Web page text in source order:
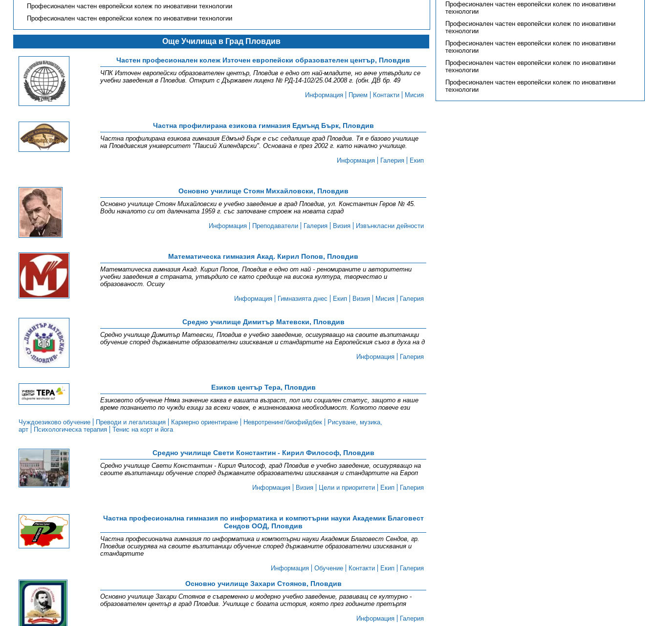
Професионален частен европейски колеж по иновативни технологии
Професионален частен европейски колеж по иновативни технологии
Професионален частен европейски колеж по иновативни
технологии
Професионален частен европейски колеж по иновативни
технологии
Професионален частен европейски колеж по иновативни
технологии
Професионален частен европейски колеж по иновативни
технологии
Професионален частен европейски колеж по иновативни
технологии
Още Училища в Град Пловдив
Частен професионален колеж Източен европейски образователен център, Пловдив
ЧПК Източен европейски образователен център, Пловдив е едно от най-младите, но вече утвърдили се
учебни заведения в Пловдив. Открит с Държавен лиценз № РД-14-102/25.04.2008 г. (обн. ДВ бр. 49
Информация
Прием Контакти Мисия
Частна профилирана езикова гимназия Едмънд Бърк, Пловдив
Частна профилирана езикова гимназия Едмънд Бърк е със седалище град Пловдив. Тя е базово училище
на Пловдивския университет "Паисий Хилендарски". Основана е през 2002 г. като начално училище.
Информация
Галерия Екип
Основно училище Стоян Михайловски, Пловдив
Основно училище Стоян Михайловски е учебно заведение в град Пловдив, ул. Константин Геров № 45.
Води началото си от далечната 1959 г. със започване строеж на новата сград
Информация
Преподаватели Галерия Визия Извънкласни дейности
Математическа гимназия Акад. Кирил Попов, Пловдив
Математическа гимназия Акад. Кирил Попов, Пловдив е едно от най - реномираните и авторитетни
учебни заведения в страната, утвърдило се като средище на висока култура, творчество и
образованост. Осигу
Информация
Гимназията днес Екип Визия Мисия Галерия
Средно училище Димитър Матевски, Пловдив
Средно училище Димитър Матевски, Пловдив е учебно заведение, осигуряващо на своите възпитаници
обучение според държавните образователни изисквания и стандартите на Европейския съюз в духа на д
Информация
Галерия
Езиков център Тера, Пловдив
Eзиковото обучение Няма значение каква е вашата възраст, пол или социален статус, защото в наше
време познанието по чужди езици за всеки човек, е жизненоважна необходимост. Колкото повече ези
Чуждоезиково обучение
Преводи и легализация Кариерно ориентиране Невротренинг/биофийдбек
Рисуване, музика,
арт
Психологическа терапия Тенис на корт и йога
Средно училище Свети Константин - Кирил Философ, Пловдив
Средно училище Свети Константин - Кирил Философ, град Пловдив е учебно заведение, осигуряващо на
своите възпитаници обучение според държавните образователни изисквания и стандартите на Европ
Информация
Визия Цели и приоритети Екип Галерия
Частна професионална гимназия по информатика и компютърни науки Академик Благовест
Сендов ООД, Пловдив
Частна професионална гимназия по информатика и компютърни науки Академик Благовест Сендов, гр.
Пловдив осигурява на своите възпитаници обучение според държавните образователни изисквания и
стандартите
Информация
Обучение Контакти Екип Галерия
Основно училище Захари Стоянов, Пловдив
Основно училище Захари Стоянов е съвременно и модерно учебно заведение, развиващ се културно -
образователен център в град Пловдив. Училище с богата история, която през годините претърпя
Информация
Галерия